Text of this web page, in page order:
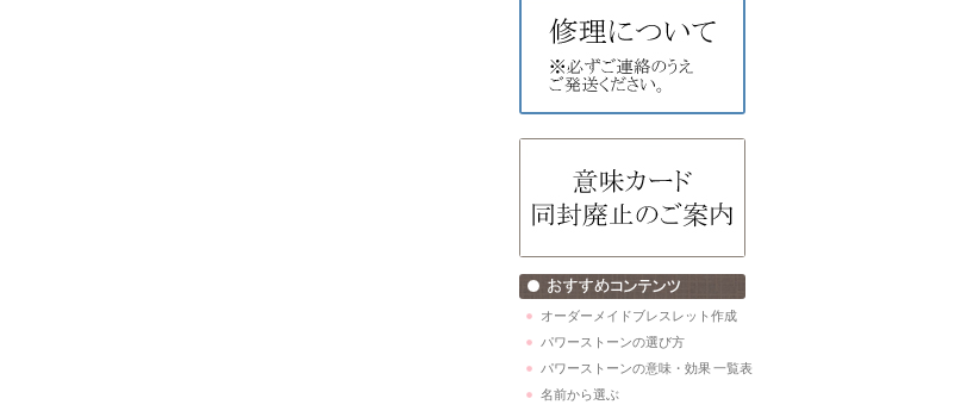
オーダーメイドブレスレット作成
パワーストーンの選び方
パワーストーンの意味・効果 一覧表
名前から選ぶ